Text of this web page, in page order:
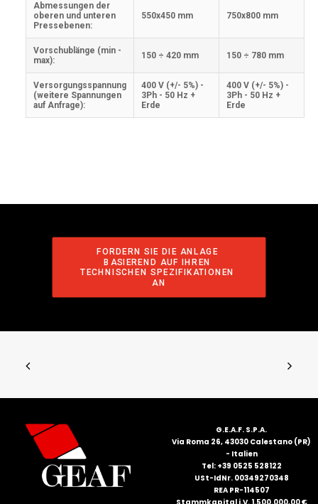
Abmessungen der
oberen und unteren
Pressebenen:
550x450 mm 750x800 mm
Vorschublänge (min -
max):
150 ÷ 420 mm 150 ÷ 780 mm
Versorgungsspannung
(weitere Spannungen
auf Anfrage):
400 V (+/- 5%) -
3Ph - 50 Hz +
Erde
400 V (+/- 5%) -
3Ph - 50 Hz +
Erde
FORDERN SIE DIE ANLAGE
BASIEREND AUF IHREN
TECHNISCHEN SPEZIFIKATIONEN
AN
G.E.A.F. S.P.A.
Via Roma 26, 43030 Calestano (PR)
- Italien
Tel: +39 0525 528122
USt-IdNr. 00349270348
REA PR-114507